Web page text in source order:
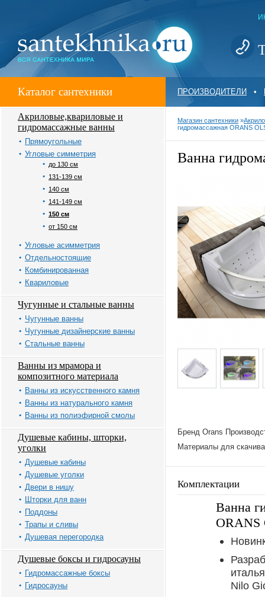
Каталог сантехники ПРОИЗВОДИТЕЛИ •
Акриловые,квариловые и
гидромассажные ванны
Прямоугольные
Угловые симметрия
до 130 см
131-139 см
140 см
141-149 см
150 см
от 150 см
Угловые асимметрия
Отдельностоящие
Комбинированная
Квариловые
Чугунные и стальные ванны
Чугунные ванны
Чугунные дизайнерские ванны
Стальные ванны
Ванны из мрамора и
композитного материала
Ванны из искусственного камня
Ванны из натурального камня
Ванны из полиэфирной смолы
Душевые кабины, шторки,
уголки
Душевые кабины
Душевые уголки
Двери в нишу
Шторки для ванн
Поддоны
Трапы и сливы
Душевая перегородка
Душевые боксы и гидросауны
Гидромассажные боксы
Гидросауны
Магазин сантехники »
гидромассажная ORANS
Ванна
Бренд Orans
Материалы для
Комплектации
Ванна
ORANS
Nilo